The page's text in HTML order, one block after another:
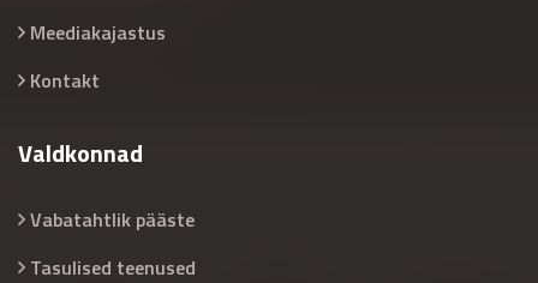
Meediakajastus
Kontakt
Valdkonnad
Vabatahtlik pääste
Tasulised teenused